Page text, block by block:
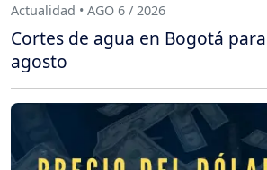
Actualidad • AGO 6 / 2026
Cortes de agua en Bogotá
agosto